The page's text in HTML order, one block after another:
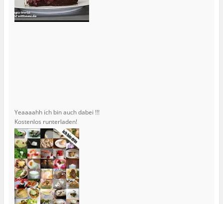
Yeaaaahh ich bin auch dabei !!!
Kostenlos runterladen!